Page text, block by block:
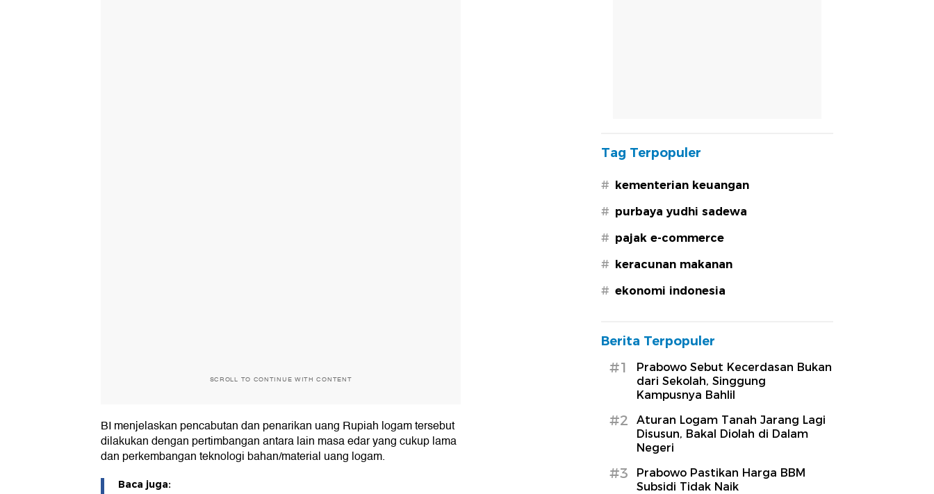
SCROLL TO CONTINUE WITH CONTENT
BI menjelaskan pencabutan dan penarikan uang Rupiah logam tersebut
dilakukan dengan pertimbangan antara lain masa edar yang cukup lama
dan perkembangan teknologi bahan/material uang logam.
Baca juga:
Tag Terpopuler
# kementerian keuangan
# purbaya yudhi sadewa
# pajak e-commerce
# keracunan makanan
# ekonomi indonesia
Berita Terpopuler
#1
Prabowo Sebut Kecerdasan Bukan
dari Sekolah, Singgung
Kampusnya Bahlil
#2
Aturan Logam Tanah Jarang Lagi
Disusun, Bakal Diolah di Dalam
Negeri
#3
Prabowo Pastikan Harga BBM
Subsidi Tidak Naik